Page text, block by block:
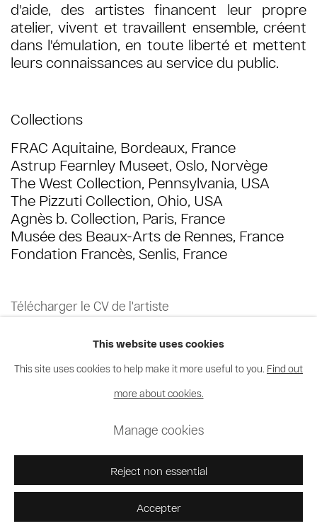
d'aide, des artistes financent leur propre
atelier, vivent et travaillent ensemble, créent
dans l'émulation, en toute liberté et mettent
leurs connaissances au service du public.
Collections
FRAC Aquitaine, Bordeaux, France
Astrup Fearnley Museet, Oslo, Norvège
The West Collection, Pennsylvania, USA
The Pizzuti Collection, Ohio, USA
Agnès b. Collection, Paris, France
Musée des Beaux-Arts de Rennes, France
Fondation Francès, Senlis, France
Télécharger le CV de l'artiste
Site by Artlogic
This website uses cookies
This site uses cookies to help make it more useful to you. Find out
more about cookies.
Manage cookies
Reject non essential
Accepter